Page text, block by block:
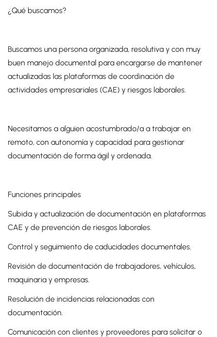
¿Qué buscamos?
Buscamos una persona organizada, resolutiva y con muy
buen manejo documental para encargarse de mantener
actualizadas las plataformas de coordinación de
actividades empresariales (CAE) y riesgos laborales.
Necesitamos a alguien acostumbrado/a a trabajar en
remoto, con autonomía y capacidad para gestionar
documentación de forma ágil y ordenada.
Funciones principales
Subida y actualización de documentación en plataformas
CAE y de prevención de riesgos laborales.
Control y seguimiento de caducidades documentales.
Revisión de documentación de trabajadores, vehículos,
maquinaria y empresas.
Resolución de incidencias relacionadas con
documentación.
Comunicación con clientes y proveedores para solicitar o